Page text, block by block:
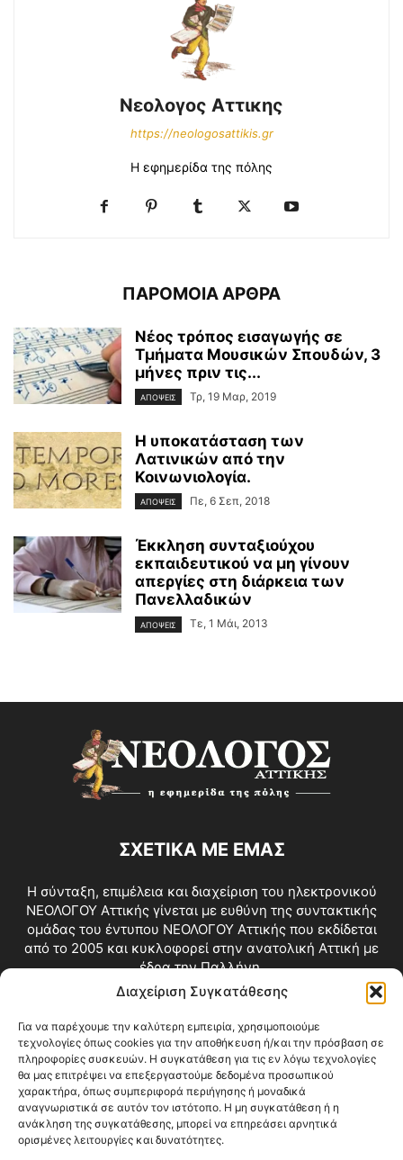
Διαχείριση Συγκατάθεσης
Για να παρέχουμε την καλύτερη εμπειρία, χρησιμοποιούμε
τεχνολογίες όπως cookies για την αποθήκευση ή/και την πρόσβαση σε
πληροφορίες συσκευών. Η συγκατάθεση για τις εν λόγω τεχνολογίες
θα μας επιτρέψει να επεξεργαστούμε δεδομένα προσωπικού
χαρακτήρα, όπως συμπεριφορά περιήγησης ή μοναδικά
αναγνωριστικά σε αυτόν τον ιστότοπο. Η μη συγκατάθεση ή η
ανάκληση της συγκατάθεσης, μπορεί να επηρεάσει αρνητικά
ορισμένες λειτουργίες και δυνατότητες.
Νεολογος Αττικης
https://neologosattikis.gr
Η εφημερίδα της πόλης
ΠΑΡΟΜΟΙΑ ΑΡΘΡΑ
Νέος τρόπος εισαγωγής σε
Τμήματα Μουσικών Σπουδών, 3
μήνες πριν τις...
ΑΠΟΨΕΙΣ Τρ, 19 Μαρ, 2019
Η υποκατάσταση των
Λατινικών από την
Κοινωνιολογία.
ΑΠΟΨΕΙΣ Πε, 6 Σεπ, 2018
Έκκληση συνταξιούχου
εκπαιδευτικού να μη γίνουν
απεργίες στη διάρκεια των
Πανελλαδικών
ΑΠΟΨΕΙΣ Τε, 1 Μάι, 2013
ΣΧΕΤΙΚΑ ΜΕ ΕΜΑΣ
Η σύνταξη, επιμέλεια και διαχείριση του ηλεκτρονικού
ΝΕΟΛΟΓΟΥ Αττικής γίνεται με ευθύνη της συντακτικής
ομάδας του έντυπου ΝΕΟΛΟΓΟΥ Αττικής που εκδίδεται
από το 2005 και κυκλοφορεί στην ανατολική Αττική με
έδρα την Παλλήνη.
Επικοινωνία:info@neologosattikis.gr
ΑΚΟΛΟΥΘΗΣΕ ΜΑΣ